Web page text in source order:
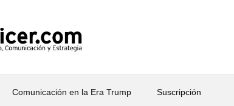
Comunicación en la Era Trump Suscripción